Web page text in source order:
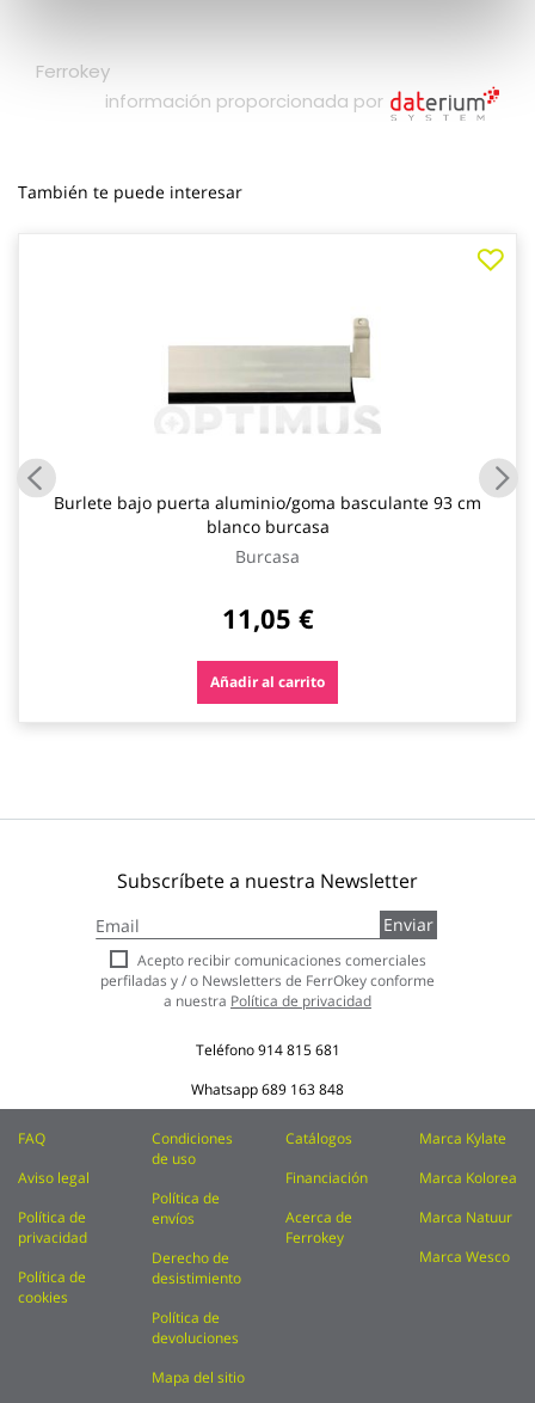
También te puede interesar
Burlete bajo puerta aluminio/goma basculante 93 cm
blanco burcasa
Burcasa
11,05 €
Añadir al carrito
Subscríbete a nuestra Newsletter
a
nuestro
boletín
de
Enviar
Acepto recibir comunicaciones comerciales
perfiladas y / o Newsletters de FerrOkey conforme
a nuestra Política de privacidad
Teléfono914 815 681
Whatsapp689 163 848
FAQ
Aviso legal
Política de
privacidad
Política de
cookies
Condiciones
de uso
Política de
envíos
Derecho de
desistimiento
Política de
devoluciones
Mapa del sitio
Catálogos
Financiación
Acerca de
Ferrokey
Marca Kylate
Marca Kolorea
Marca Natuur
Marca Wesco